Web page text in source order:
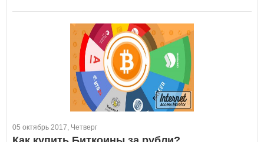
05 октябрь 2017, Четверг